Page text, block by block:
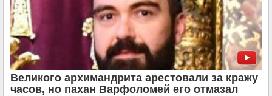
Великого архимандрита арестовали за кражу
часов, но пахан Варфоломей его отмазал